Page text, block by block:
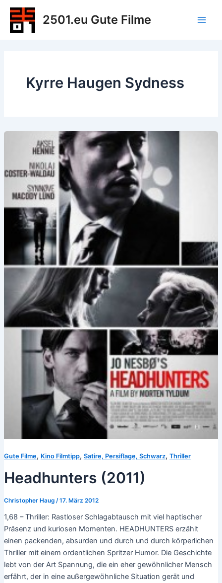
Zum
Inhalt
springen
2501.eu Gute Filme
Kyrre Haugen Sydness
Gute Filme, Kino Filmtipp, Satire, Persiflage, Schwarz, Thriller
Headhunters (2011)
Christopher Haug /17. März 2012
1,68 – Thriller: Rastloser Schlagabtausch mit viel haptischer
Präsenz und kuriosen Momenten. HEADHUNTERS erzählt
einen packenden, absurden und durch und durch körperlichen
Thriller mit einem ordentlichen Spritzer Humor. Die Geschichte
lebt von der Art Spannung, die ein eher gewöhnlicher Mensch
erfährt, der in eine außergewöhnliche Situation gerät und